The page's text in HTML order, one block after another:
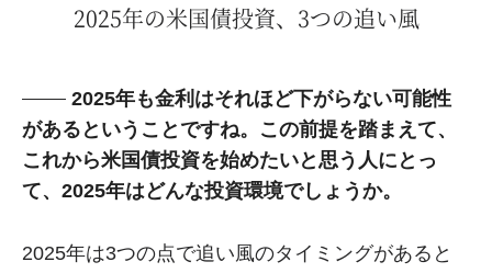
2025年の米国債投資、3つの追い風
2025年も金利はそれほど下がらない可能性
があるということですね。この前提を踏まえて、
これから米国債投資を始めたいと思う人にとっ
て、2025年はどんな投資環境でしょうか。
2025年は3つの点で追い風のタイミングがあると